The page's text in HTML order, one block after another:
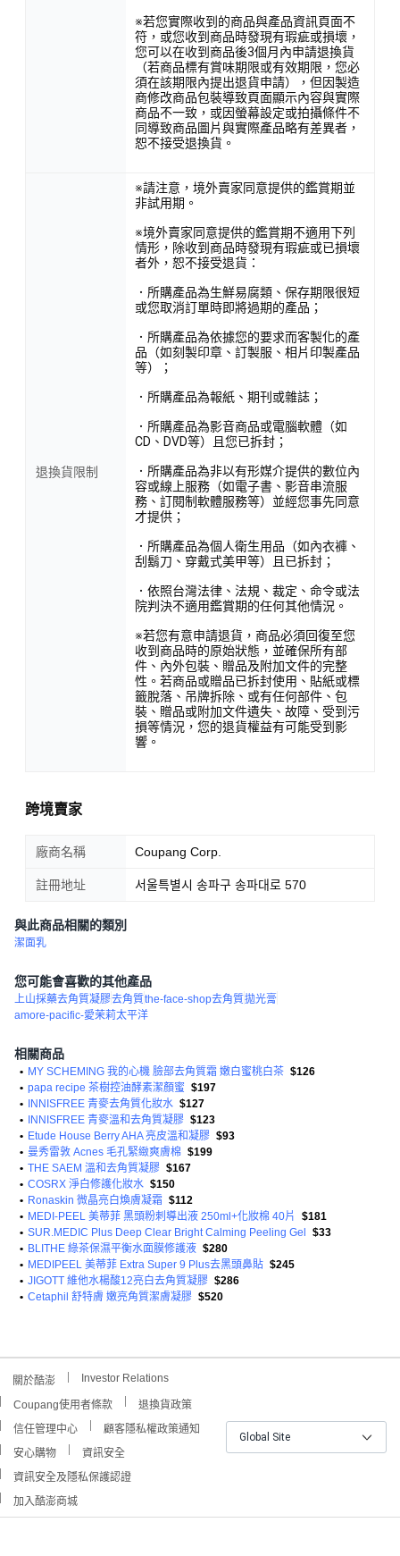
※若您實際收到的商品與產品資訊頁面不
符，或您收到商品時發現有瑕疵或損壞，
您可以在收到商品後3個月內申請退換貨
（若商品標有賞味期限或有效期限，您必
須在該期限內提出退貨申請），但因製造
商修改商品包裝導致頁面顯示內容與實際
商品不一致，或因螢幕設定或拍攝條件不
同導致商品圖片與實際產品略有差異者，
恕不接受退換貨。
退換貨限制
※請注意，境外賣家同意提供的鑑賞期並
非試用期。
※境外賣家同意提供的鑑賞期不適用下列
情形，除收到商品時發現有瑕疵或已損壞
者外，恕不接受退貨：
．所購產品為生鮮易腐類、保存期限很短
或您取消訂單時即將過期的產品；
．所購產品為依據您的要求而客製化的產
品（如刻製印章、訂製服、相片印製產品
等）；
．所購產品為報紙、期刊或雜誌；
．所購產品為影音商品或電腦軟體（如
CD、DVD等）且您已拆封；
．所購產品為非以有形媒介提供的數位內
容或線上服務（如電子書、影音串流服
務、訂閱制軟體服務等）並經您事先同意
才提供；
．所購產品為個人衛生用品（如內衣褲、
刮鬍刀、穿戴式美甲等）且已拆封；
．依照台灣法律、法規、裁定、命令或法
院判決不適用鑑賞期的任何其他情況。
※若您有意申請退貨，商品必須回復至您
收到商品時的原始狀態，並確保所有部
件、內外包裝、贈品及附加文件的完整
性。若商品或贈品已拆封使用、貼紙或標
籤脫落、吊牌拆除、或有任何部件、包
裝、贈品或附加文件遺失、故障、受到污
損等情況，您的退貨權益有可能受到影
響。
跨境賣家
廠商名稱 Coupang Corp.
註冊地址 서울특별시 송파구 송파대로 570
與此商品相關的類別
潔面乳
您可能會喜歡的其他產品
上山採藥去角質凝膠去角質the-face-shop去角質拋光膏
amore-pacific-愛茉莉太平洋
相關商品
• MY SCHEMING 我的心機 臉部去角質霜 嫩白蜜桃白茶 $126
• papa recipe 茶樹控油酵素潔顏蜜 $197
• INNISFREE 青麥去角質化妝水 $127
• INNISFREE 青麥溫和去角質凝膠 $123
• Etude House Berry AHA 亮皮溫和凝膠 $93
• 曼秀雷敦 Acnes 毛孔緊緻爽膚棉 $199
• THE SAEM 溫和去角質凝膠 $167
• COSRX 淨白修護化妝水 $150
• Ronaskin 微晶亮白煥膚凝霜 $112
• MEDI-PEEL 美蒂菲 黑頭粉刺導出液 250ml+化妝棉 40片
$181
• SUR.MEDIC Plus Deep Clear Bright Calming Peeling Gel $33
• BLITHE 綠茶保濕平衡水面膜修護液 $280
• MEDIPEEL 美蒂菲 Extra Super 9 Plus去黑頭鼻貼 $245
• JIGOTT 維他水楊酸12亮白去角質凝膠 $286
• Cetaphil 舒特膚 嫩亮角質潔膚凝膠 $520
關於酷澎 Investor Relations
Coupang使用者條款
退換貨政策
信任管理中心
顧客隱私權政策通知
安心購物
資訊安全
資訊安全及隱私保護認證
加入酷澎商城
Global Site